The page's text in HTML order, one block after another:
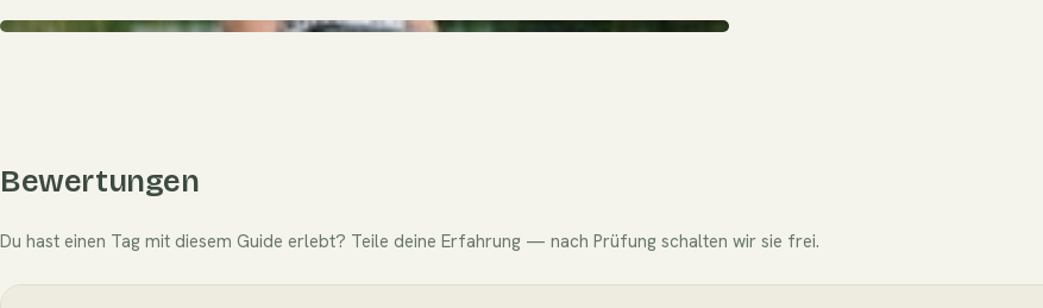
Bewertungen
Du hast einen Tag mit diesem Guide erlebt? Teile deine Erfahrung — nach Prüfung schalten wir sie frei.